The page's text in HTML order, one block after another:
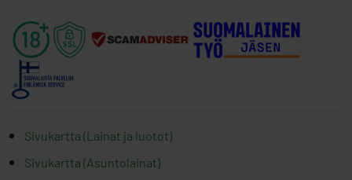
Sivukartta (Lainat ja luotot)
Sivukartta (Asuntolainat)